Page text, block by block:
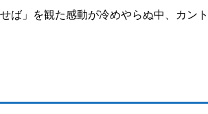
ば」を観た感動が冷めやらぬ中、カント